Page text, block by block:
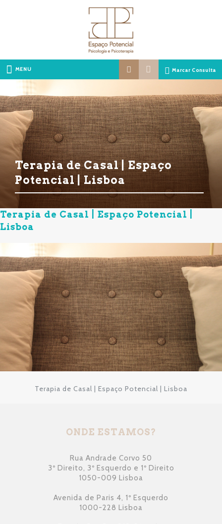
MENU Marcar Consulta
Terapia de Casal | Espaço
Potencial | Lisboa
Terapia de Casal | Espaço Potencial |
Lisboa
Terapia de Casal | Espaço Potencial | Lisboa
ONDE ESTAMOS?
Rua Andrade Corvo 50
3º Direito, 3º Esquerdo e 1º Direito
1050-009 Lisboa
Avenida de Paris 4, 1º Esquerdo
1000-228 Lisboa